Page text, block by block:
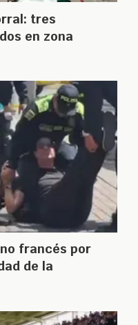
tres
en zona
francés por
de la